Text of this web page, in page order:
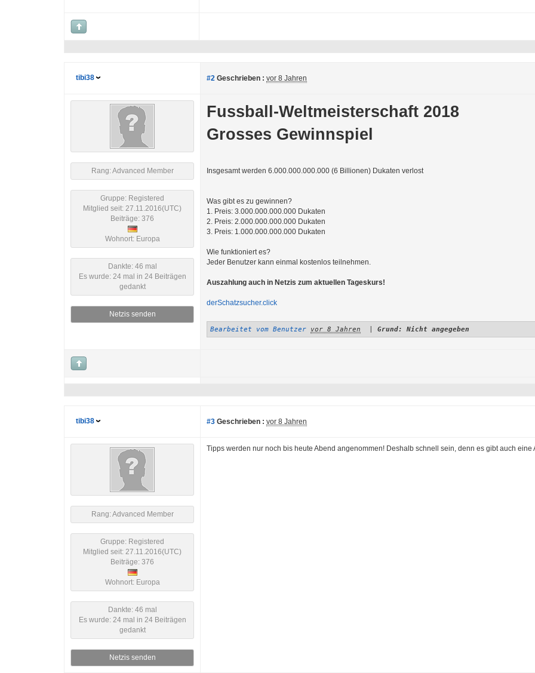
tibi38 #2 Geschrieben : vor 8 Jahren
Rang: Advanced Member
Gruppe: Registered
Mitglied seit: 27.11.2016(UTC)
Beiträge: 376
Wohnort: Europa
Dankte: 46 mal
Es wurde: 24 mal in 24 Beiträgen
gedankt
Netzis senden
Fussball-Weltmeisterschaft 2018
Grosses Gewinnspiel
Insgesamt werden 6.000.000.000.000 (6 Billionen) Dukaten verlost
Was gibt es zu gewinnen?
1. Preis: 3.000.000.000.000 Dukaten
2. Preis: 2.000.000.000.000 Dukaten
3. Preis: 1.000.000.000.000 Dukaten
Wie funktioniert es?
Jeder Benutzer kann einmal kostenlos teilnehmen.
Auszahlung auch in Netzis zum aktuellen Tageskurs!
derSchatzsucher.click
Bearbeitet vom Benutzer vor 8 Jahren Grund: Nicht angegeben
tibi38 #3 Geschrieben : vor 8 Jahren
Rang: Advanced Member
Gruppe: Registered
Mitglied seit: 27.11.2016(UTC)
Beiträge: 376
Wohnort: Europa
Dankte: 46 mal
Es wurde: 24 mal in 24 Beiträgen
gedankt
Netzis senden
Tipps werden nur noch bis heute Abend angenommen! Deshalb schnell sein, denn es gibt auch eine